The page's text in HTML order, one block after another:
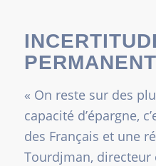
« On reste sur des
capacité d’épargne,
des Français et une
Tourdjman, directeur